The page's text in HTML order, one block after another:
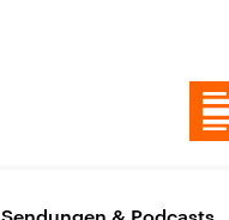
Sendungen & Podcasts